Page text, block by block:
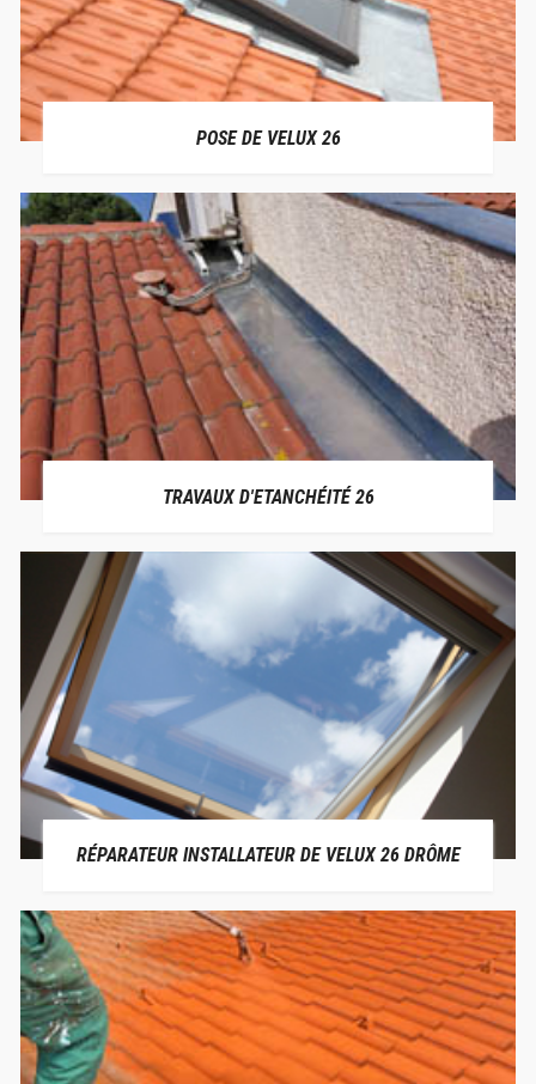
POSE DE VELUX 26
TRAVAUX D'ETANCHÉITÉ 26
RÉPARATEUR INSTALLATEUR DE VELUX 26 DRÔME